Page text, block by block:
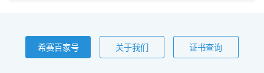
希赛百家号 关于我们 证书查询